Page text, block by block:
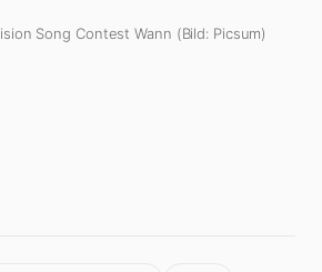
Song Contest Wann (Bild: Picsum)